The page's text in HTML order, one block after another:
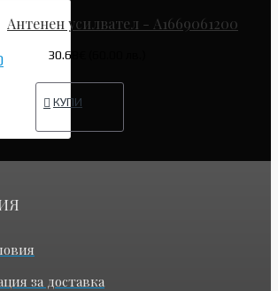
Антенен усилвател - A1669061200
30.68€ (60.00 лв.)
КУПИ
за доставка